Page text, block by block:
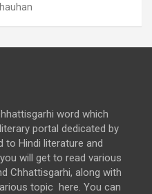
word which
portal dedicated by
to Hindi literature and
will get to read various
Chhattisgarhi, along with
topic here. You can